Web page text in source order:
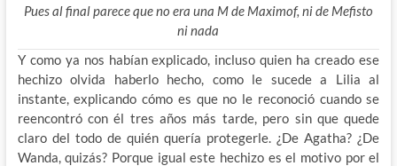
Pues al final parece que no era una M de Maximof, ni de Mefisto
ni nada
Y como ya nos habían explicado, incluso quien ha creado ese
hechizo olvida haberlo hecho, como le sucede a Lilia al
instante, explicando cómo es que no le reconoció cuando se
reencontró con él tres años más tarde, pero sin que quede
claro del todo de quién quería protegerle. ¿De Agatha? ¿De
Wanda, quizás? Porque igual este hechizo es el motivo por el